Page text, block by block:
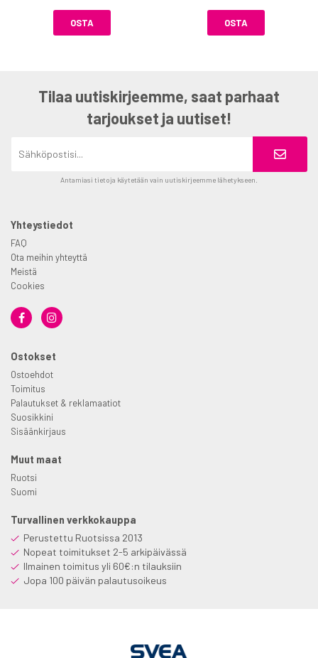
OSTA OSTA
Tilaa uutiskirjeemme, saat parhaat
tarjoukset ja uutiset!
Antamiasi tietoja käytetään vain uutiskirjeemme lähetykseen.
Yhteystiedot
FAQ
Ota meihin yhteyttä
Meistä
Cookies
Ostokset
Ostoehdot
Toimitus
Palautukset & reklamaatiot
Suosikkini
Sisäänkirjaus
Muut maat
Ruotsi
Suomi
Turvallinen verkkokauppa
Perustettu Ruotsissa 2013
Nopeat toimitukset 2-5 arkipäivässä
Ilmainen toimitus yli 60€:n tilauksiin
Jopa 100 päivän palautusoikeus